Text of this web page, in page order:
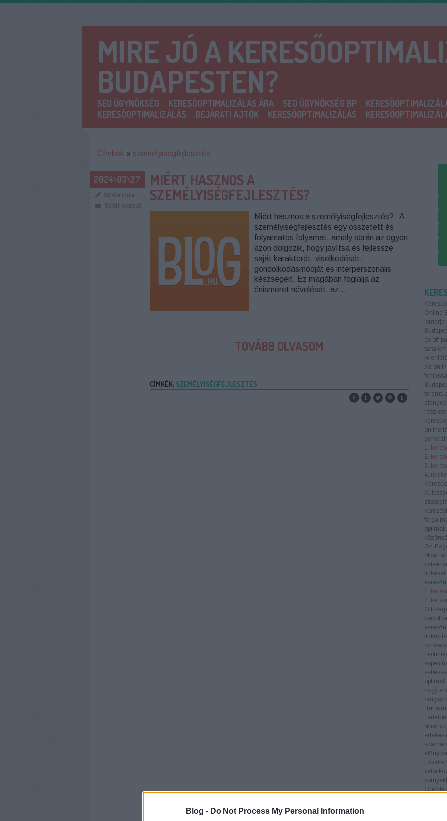
Blog - Do Not Process My Personal Information
MIRE JÓ A
BUDAPESTEN?
SEO ÜGYNÖKSÉG KERESŐOPTIMALIZÁLÁS ÁRA SEO ÜGYNÖKSÉG BP
KERESŐOPTIMALIZÁLÁS
BEJÁRATI AJTÓK KERESŐOPTIMALIZÁLÁS
Címkék » személyiségfejlesztés
2024\03\27
SEOattila
Szólj hozzá!
MIÉRT HASZNOS A
SZEMÉLYISÉGFEJLESZTÉS?
Miért hasznos a személyiségfejlesztés? A
személyiségfejlesztés egy összetett és
folyamatos folyamat, amely során az egyén
azon dolgozik, hogy javítsa és fejlessze
saját karakterét, viselkedését,
gondolkodásmódját és interperszonális
készségeit. Ez magában foglalja az
önismeret növelését, az…
TOVÁBB OLVASOM
CÍMKÉK: SZEMÉLYISÉGFEJLESZTÉS
Online
és off-
Az
teremt,
online
1.
2.
3.
4. reit
On-
oldal
1.
2.
Off-
hogy a
értékes
Lokális
Google